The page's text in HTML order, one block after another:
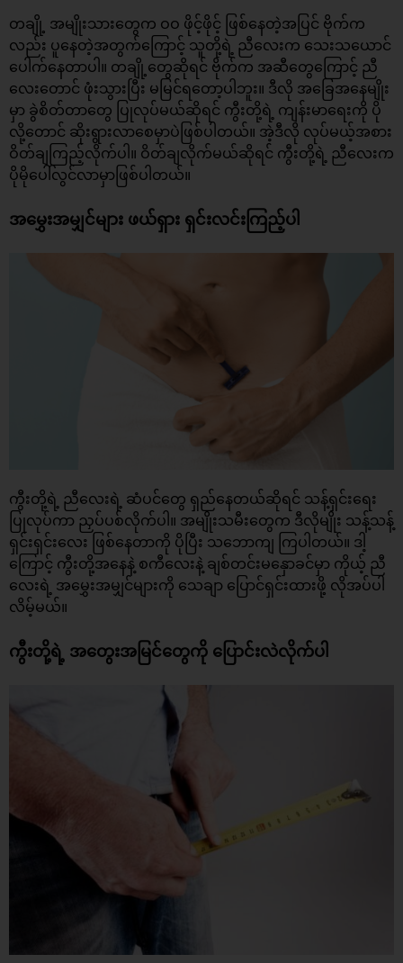
တချို့ အမျိုးသားတွေက ဝဝ ဖိုင့်ဖိုင့် ဖြစ်နေတဲ့အပြင် ဗိုက်က
လည်း ပူနေတဲ့အတွက်ကြောင့် သူတို့ရဲ့ ညီလေးက သေးသယောင်
ပေါက်နေတာပါ။ တချို့တွေဆိုရင် ဗိုက်က အဆီတွေကြောင့် ညီ
လေးတောင် ဖုံးသွားပြီး မမြင်ရတော့ပါဘူး။ ဒီလို အခြေအနေမျိုး
မှာ ခွဲစိတ်တာတွေ ပြုလုပ်မယ်ဆိုရင် ကွီးတို့ရဲ့ ကျန်းမာရေးကို ပို
လို့တောင် ဆိုးရွားလာစေမှာပဲဖြစ်ပါတယ်။ အဲ့ဒီလို လုပ်မယ့်အစား
ဝိတ်ချကြည့်လိုက်ပါ။ ဝိတ်ချလိုက်မယ်ဆိုရင် ကွီးတို့ရဲ့ ညီလေးက
ပိုမိုပေါ်လွင်လာမှာဖြစ်ပါတယ်။
အမွှေးအမျှင်များ ဖယ်ရှား ရှင်းလင်းကြည့်ပါ
ကွီးတို့ရဲ့ ညီလေးရဲ့ ဆံပင်တွေ ရှည်နေတယ်ဆိုရင် သန့်ရှင်းရေး
ပြုလုပ်ကာ ညှပ်ပစ်လိုက်ပါ။ အမျိုးသမီးတွေက ဒီလိုမျိုး သန့်သန့်
ရှင်းရှင်းလေး ဖြစ်နေတာကို ပိုပြီး သဘောကျ ကြပါတယ်။ ဒါ့
ကြောင့် ကွီးတို့အနေနဲ့ စကီလေးနဲ့ ချစ်တင်းမနှောခင်မှာ ကိုယ့် ညီ
လေးရဲ့ အမွှေးအမျှင်များကို သေချာ ပြောင်ရှင်းထားဖို့ လိုအပ်ပါ
လိမ့်မယ်။
ကွီးတို့ရဲ့ အတွေးအမြင်တွေကို ပြောင်းလဲလိုက်ပါ